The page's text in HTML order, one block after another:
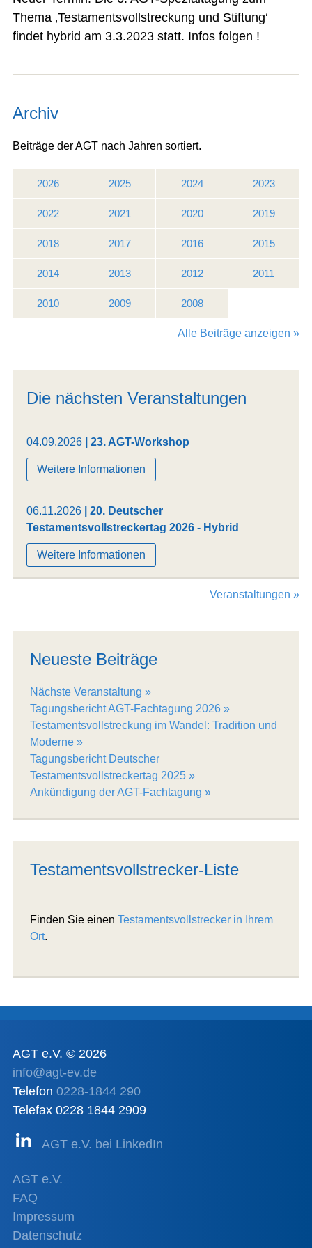
Thema ‚Testamentsvollstreckung und Stiftung‘
findet hybrid am 3.3.2023 statt. Infos folgen !
Archiv
Beiträge der AGT nach Jahren sortiert.
2026 2025 2024 2023
2022 2021 2020 2019
2018 2017 2016 2015
2014 2013 2012 2011
2010 2009 2008
Alle Beiträge anzeigen »
Die nächsten Veranstaltungen
04.09.2026| 23. AGT-Workshop
Weitere Informationen
06.11.2026| 20. Deutscher
Testamentsvollstreckertag 2026 - Hybrid
Weitere Informationen
Veranstaltungen »
Neueste Beiträge
Nächste Veranstaltung
Tagungsbericht AGT-Fachtagung 2026
Testamentsvollstreckung im Wandel: Tradition und
Moderne
Tagungsbericht Deutscher
Testamentsvollstreckertag 2025
Ankündigung der AGT-Fachtagung
Testamentsvollstrecker-Liste
Finden Sie einen Testamentsvollstrecker in Ihrem
Ort.
AGT e.V. © 2026
info@agt-ev.de
Telefon 0228-1844 290
Telefax 0228 1844 2909
AGT e.V. bei LinkedIn
AGT e.V.
FAQ
Impressum
Datenschutz